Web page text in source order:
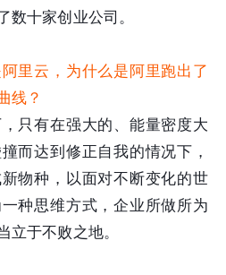
数十家创业公司。
里云，为什么是阿里跑出了
线？
只有在强大的、能量密度大
而达到修正自我的情况下，
物种，以面对不断变化的世
种思维方式，企业所做所为
立于不败之地。